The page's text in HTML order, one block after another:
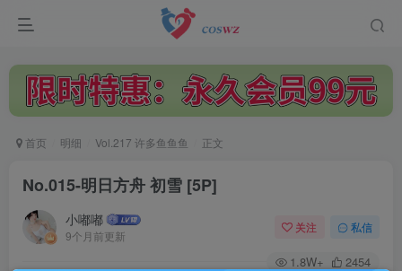
首页 明细 Vol.217 许多鱼鱼鱼 正文
No.015-明日方舟 初雪 [5P]
小嘟嘟
9个月前更新
关注 私信
1.8W+ 2454